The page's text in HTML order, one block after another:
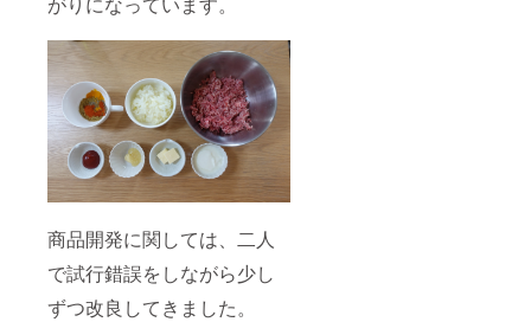
商品開発に関しては、二人
で試行錯誤をしながら少し
ずつ改良してきました。